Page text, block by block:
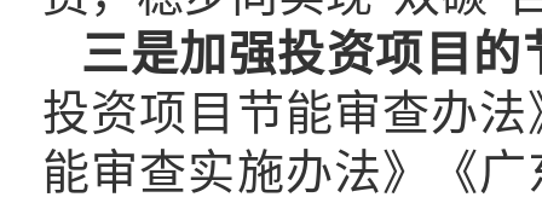
三是加强投资项目的
投资项目节能审查办
能审查实施办法》《